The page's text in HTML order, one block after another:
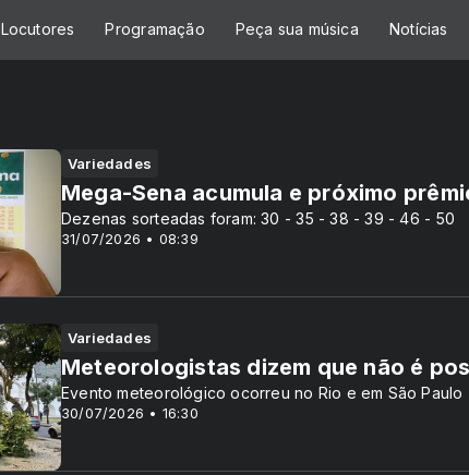
Locutores Programação Peça sua música Notícias
Variedades
31/07/2026 • 08:39
Mega-Sena acumula e próximo
Dezenas sorteadas foram: 30 - 35 - 38 - 39 - 46 - 50
Variedades
30/07/2026 • 16:30
Meteorologistas dizem que não é
Evento meteorológico ocorreu no Rio e em São Paulo